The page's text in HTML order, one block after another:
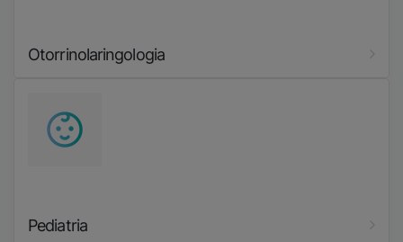
Otorrinolaringologia
Pediatria